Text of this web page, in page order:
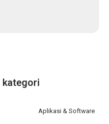
kategori
Aplikasi & Software